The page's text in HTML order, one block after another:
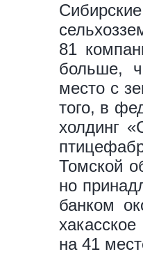
81
больше,
место с
того, в
холдинг
Томской
но
банком
на 41